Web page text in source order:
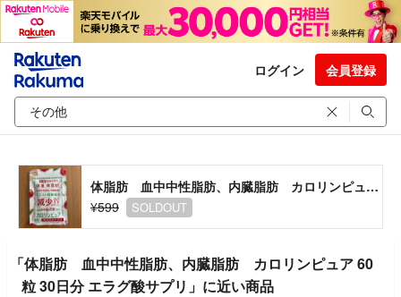
ログイン 会員登録
体脂肪 血中中性脂肪、内臓脂肪 カロリンピュア 60粒 30日分 エラグ酸サプリ
¥599
SOLDOUT
「体脂肪 血中中性脂肪、内臓脂肪 カロリンピュア 60
粒 30日分 エラグ酸サプリ」に近い商品